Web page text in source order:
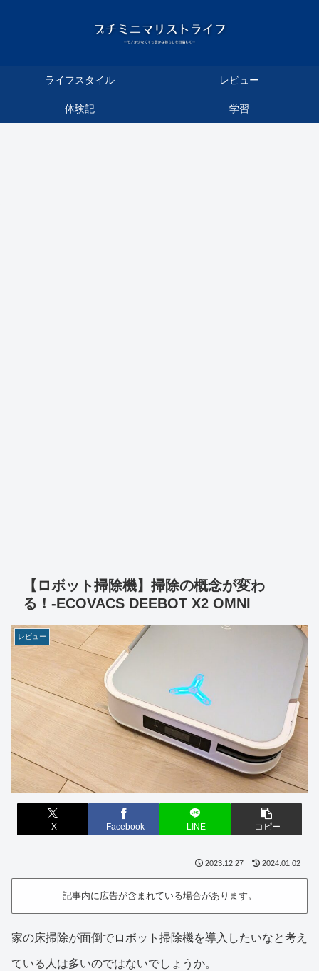
ライフスタイル レビュー
体験記 学習
【ロボット掃除機】掃除の概念が変わ
る！-ECOVACS DEEBOT X2 OMNI
レビュー
X Facebook LINE コピー
2023.12.27 2024.01.02
記事内に広告が含まれている場合があります。
家の床掃除が面倒でロボット掃除機を導入したいなと考え
ている人は多いのではないでしょうか。